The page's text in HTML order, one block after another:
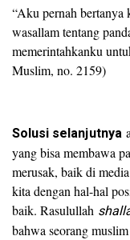
“Aku pernah bertanya
wasallam tentang
memerintahkanku
Muslim, no. 2159)
Solusi selanjutnya
yang bisa membawa
merusak, baik di
kita dengan hal-hal
baik. Rasulullah
bahwa seorang